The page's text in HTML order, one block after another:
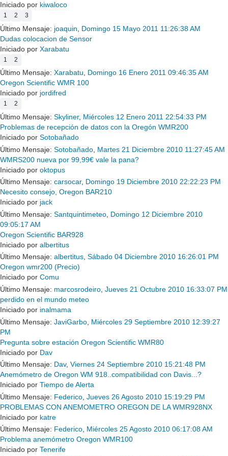
Iniciado por kiwaloco
1 2 3
Último Mensaje: joaquin
Domingo 15 Mayo 2011 11:26:38 AM
Dudas colocacion de Sensor
Iniciado por Xarabatu
1 2
Último Mensaje: Xarabatu, Domingo 16 Enero 2011 09:46:35 AM
Oregon Scientific WMR 100
Iniciado por jordifred
1 2
Último Mensaje: Skyliner, Miércoles 12 Enero 2011 22:54:33 PM
Problemas de recepción de datos con la Oregón WMR200
Iniciado por Sotobañado
Último Mensaje: Sotobañado Martes 21 Diciembre 2010 11:27:45 AM
WMRS200 nueva por 99,99€ vale la pana?
Iniciado por oktopus
Último Mensaje: carsocar, Domingo 19 Diciembre 2010 22:22:23 PM
Necesito consejo, Oregon BAR210
Iniciado por jack
Último Mensaje: Santquintimeteo Domingo 12 Diciembre 2010
09:05:17 AM
Oregon Scientific BAR928
Iniciado por albertitus
Último Mensaje: albertitus, Sábado 04 Diciembre 2010 16:26:01 PM
Oregon wmr200 (Precio)
Iniciado por Comu
Último Mensaje: marcosrodeiro Jueves 21 Octubre 2010 16:33:07 PM
perdido en el mundo meteo
Iniciado por inalmama
Último Mensaje: JaviGarbo Miércoles 29 Septiembre 2010 12:39:27
PM
Pregunta sobre estación Oregon Scientific WMR80
Iniciado por Dav
Último Mensaje: Dav, Viernes 24 Septiembre 2010 15:21:48 PM
Anemómetro de Oregon WM 918..compatibilidad con Davis...?
Iniciado por Tiempo de Alerta
Último Mensaje: Federico Jueves 26 Agosto 2010 15:19:29 PM
PROBLEMAS CON ANEMOMETRO OREGON DE LA WMR928NX
Iniciado por katre
Último Mensaje: Federico, Miércoles 25 Agosto 2010 06:17:08 AM
Problema anemómetro Oregon WMR100
Iniciado por Tenerife